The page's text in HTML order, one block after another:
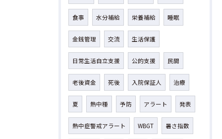
食事 水分補給 栄養補給 睡眠
金銭管理 交流 生活保護
日常生活自立支援 公的支援 民間
老後資金 死後 入院保証人 治療
夏 熱中種 予防 アラート 発表
熱中症警戒アラート WBGT 暑さ指数